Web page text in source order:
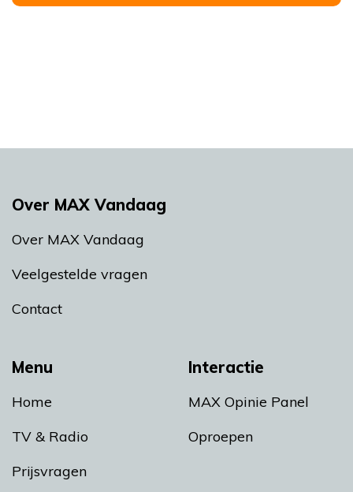
Menu
Home
TV & Radio
Prijsvragen
Interactie
MAX Opinie Panel
Oproepen
Over MAX Vandaag
Over MAX Vandaag
Veelgestelde vragen
Contact